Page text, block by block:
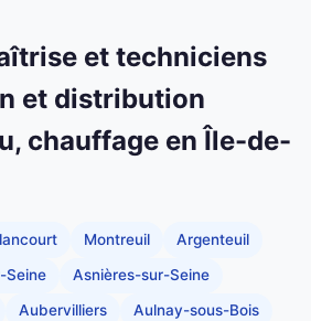
et techniciens
et distribution
chauffage en Île-de-
Montreuil Argenteuil
Seine Asnières-sur-Seine
Aubervilliers Aulnay-sous-Bois